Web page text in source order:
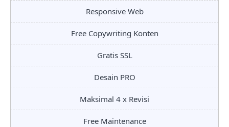
Responsive Web
Free Copywriting Konten
Gratis SSL
Desain PRO
Maksimal 4 x Revisi
Free Maintenance